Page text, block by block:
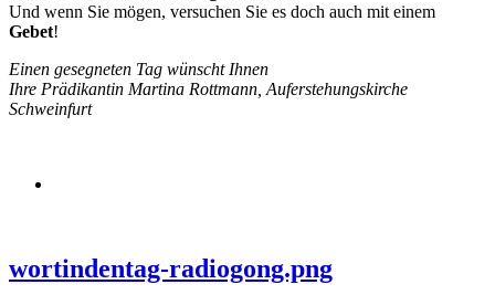
Und wenn Sie mögen, versuchen Sie es doch auch mit einem
Gebet!
Einen gesegneten Tag wünscht Ihnen
Ihre Prädikantin Martina Rottmann, Auferstehungskirche
Schweinfurt
wortindentag-radiogong.png